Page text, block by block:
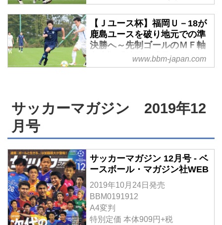
ス・タイトル２冠となった。
開始早々の４分に名古屋Ｕ－18が
先制。相手ＧＫのクリアボールに
反応したＦＷ村上千歩が右足でゴ
ールに沈めた。さらに、30分にも
ゴール前のこぼれ球に反応したＦ
Ｗ榊原杏太が左足で追加点を奪
にカウンターから再び村上がゴー
ルを奪い、勝負あり。日本クラブ
Ｕ－18が、『３冠』へ向けてベス
ト４入り...
ベースボール・マガジン社
WEB
高円宮杯プレミアリーグＷＥＳＴ
で上位争いを繰り広げる両者の一
戦は、Ｇ大阪ユースが先手を取
る。15分、ＭＦ福井和樹のＣＫに
－18に粘り強さを見せられる。
23分にＭＦ木村歩夢のミドルシュ
京都Ｕ－18のキャプテン・ＭＦ川
崎颯太に左足でゴールを決めら
れ、スコアは２－２に。それで
も、途中出場のＭＦ久保勇大が、
ＦＷ大谷優斗のパスに抜け出して
右足でゴール...
【Ｊユース杯】福岡Ｕ－18が
鹿島ユースを破り地元での準
決勝へ～先制ゴールのＭＦ軸
丸大翔「練習の成果」 - ベー
スボール・マガジン社WEB
対決。先制したのは福岡Ｕ－18だ
った。16分、ＤＦ田村奎人のＣＫ
でゴールネットを揺らす。後半、
鹿島ユースのＭＦ柳町魁耀にミド
ルシュートを決められて同点とさ
れるも、84分にＭＦ田代紘希のシ
ュートのこぼれ球をＦＷ石井稜真
が押し込んで決勝点。福岡Ｕ－18
が鹿島ユースに競り勝ち、レベス
タで行なわれる準決勝へと駒を進
www.bbm-japan.com
サッカーマガジン 2019年12
月号
サッカーマガジン 12月号 - ベ
ースボール・マガジン社WEB
2019年10月24日発売
BBM0191912
A4変判
特別定価 本体909円+税